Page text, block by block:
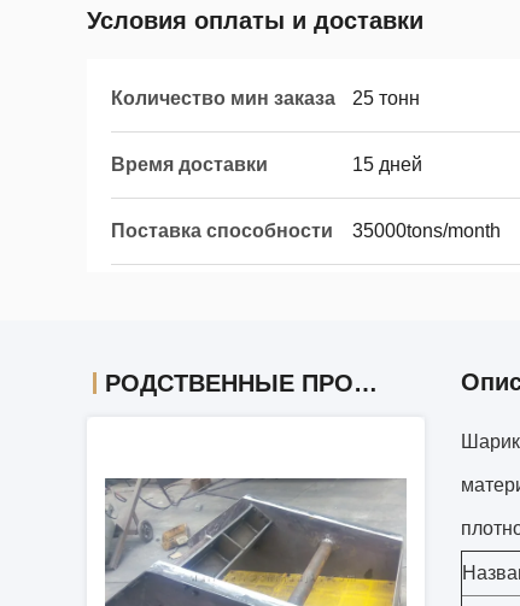
Условия оплаты и доставки
Количество мин заказа 25 тонн
Время доставки 15 дней
Поставка способности 35000tons/month
РОДСТВЕННЫЕ ПРОДУКТЫ